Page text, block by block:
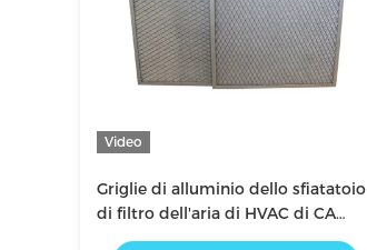
Video
Griglie di alluminio dello sfiatatoio
di filtro dell'aria di HVAC di CA
della struttura per l'unità di AHU